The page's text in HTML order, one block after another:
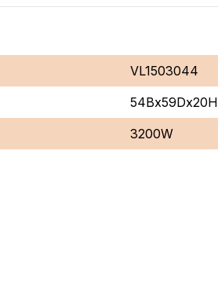
VL1503044
54Bx59Dx20H
3200W